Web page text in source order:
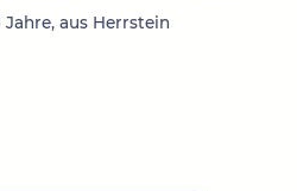
Jahre, aus Herrstein